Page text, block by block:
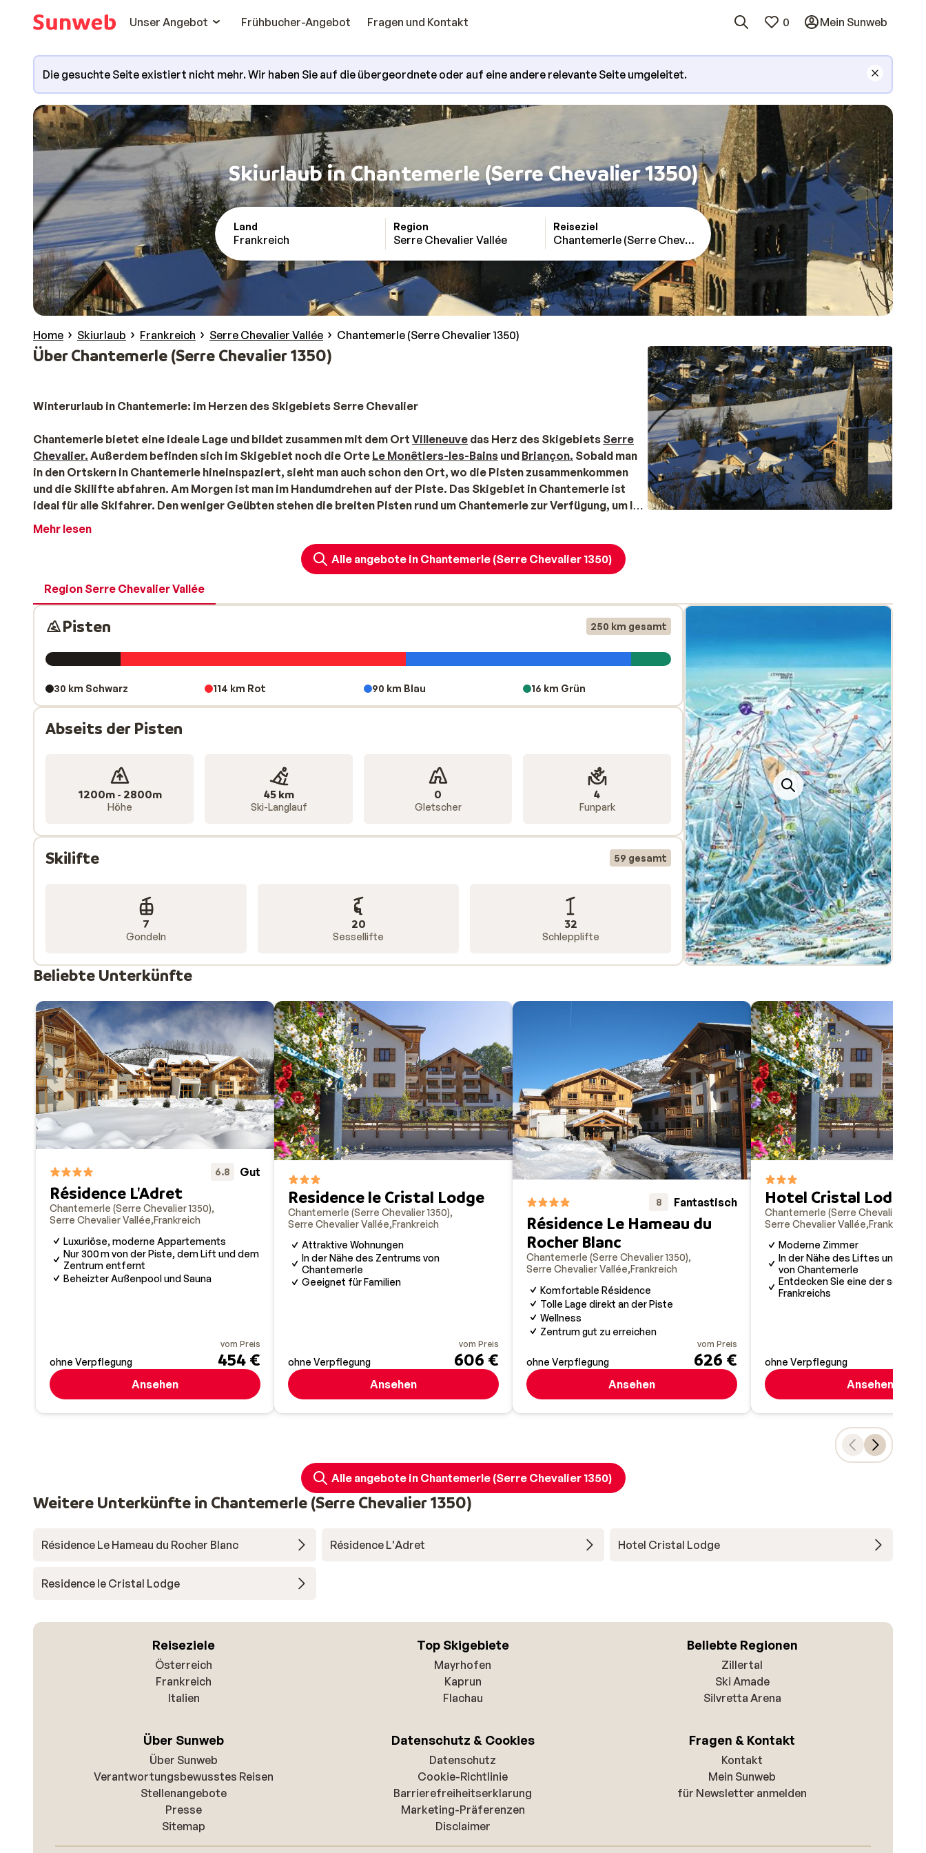
Unser Angebot
Frühbucher-Angebot Fragen und Kontakt 0 Mein Sunweb
Die gesuchte Seite existiert nicht mehr. Wir haben Sie auf die übergeordnete oder auf eine andere relevante Seite umgeleitet.
Skiurlaub in Chantemerle (Serre Chevalier 1350)
Land
Frankreich
Region
Serre Chevalier Vallée
Reiseziel
Chantemerle (Serre Chevalier 1350)
Home Skiurlaub Frankreich Serre Chevalier Vallée Chantemerle (Serre Chevalier 1350)
Über Chantemerle (Serre Chevalier 1350)
Winterurlaub in Chantemerle: im Herzen des Skigebiets Serre Chevalier
Chantemerle bietet eine ideale Lage und bildet zusammen mit dem Ort Villeneuve das Herz des Skigebiets Serre
Chevalier. Außerdem befinden sich im Skigebiet noch die Orte Le Monêtiers-les-Bains und Briançon. Sobald man
in den Ortskern in Chantemerle hineinspaziert, sieht man auch schon den Ort, wo die Pisten zusammenkommen
und die Skilifte abfahren. Am Morgen ist man im Handumdrehen auf der Piste. Das Skigebiet in Chantemerle ist
ideal für alle Skifahrer. Den weniger Geübten stehen die breiten Pisten rund um Chantemerle zur Verfügung, um Ihr
Können zu verbessern. Für Könner eignen sich vor allem die Pisten Richtung Villeneuve und Monêtiers-les-Bains.
Skiurlaub in Chantemerle: Auf den Spuren von Luc Alphand
Chantemerle hat eine sehr bekannte schwarze Olympiaabfahrt -
ganzen GebietsSerre Chevalier- vielleicht sogar des Skisports inFrankreichs- bekannt geworden: Luc Alphand. Am
Rand der Piste befindet sich so auch ein Hotel, welches nach Luc Alphand benannt ist. An den verschiedenen Pisten
finden Sie viele lebhafte Bars und traditionelle Restaurants, wo Sie herrlich speisen können. Desweiteren befinden sich
in Chantemerle weitere tolle Chalets und Unterkünfte, schauen Sie am besten doch selbst vorbei!
Mehr lesen
Alle angebote in Chantemerle (Serre Chevalier 1350)
Region Serre Chevalier Vallée
Pisten 250 km gesamt
30 km Schwarz 114 km Rot 90 km Blau 16 km Grün
Abseits der Pisten
1200m - 2800m
Höhe
45 km
Ski-Langlauf
0
Gletscher
4
Funpark
Skilifte 59 gesamt
7
Gondeln
20
Sessellifte
32
Schlepplifte
Beliebte Unterkünfte
6.8 Gut
Résidence L'Adret
Chantemerle (Serre Chevalier 1350)
Serre Chevalier Vallée Frankreich
Luxuriöse, moderne Appartements
Nur 300 m von der Piste, dem Lift und dem
Zentrum entfernt
Beheizter Außenpool und Sauna
ohne Verpflegung
vom Preis
454 €
Ansehen
Residence le Cristal Lodge
Chantemerle (Serre Chevalier 1350)
Serre Chevalier Vallée Frankreich
Attraktive Wohnungen
In der Nähe des Zentrums von
Chantemerle
Geeignet für Familien
ohne Verpflegung
vom Preis
606 €
Ansehen
8 Fantastisch
Résidence Le Hameau du
Rocher Blanc
Chantemerle (Serre Chevalier 1350)
Serre Chevalier Vallée Frankreich
Komfortable Résidence
Tolle Lage direkt an der Piste
Wellness
Zentrum gut zu erreichen
ohne Verpflegung
vom Preis
626 €
Ansehen
Hotel Cristal Lodge
Chantemerle (Serre Chevalier 1350)
Serre Chevalier Vallée Frankreich
Moderne Zimmer
In der Nähe des Liftes und des
von Chantemerle
Entdecken Sie eine der
Frankreichs
ohne Verpflegung
Ansehen
Alle angebote in Chantemerle (Serre Chevalier 1350)
Weitere Unterkünfte in Chantemerle (Serre Chevalier 1350)
Résidence Le Hameau du Rocher Blanc Résidence L'Adret Hotel Cristal Lodge
Residence le Cristal Lodge
Reiseziele
Österreich
Frankreich
Italien
Top Skigebiete
Mayrhofen
Kaprun
Flachau
Beliebte Regionen
Zillertal
Ski Amade
Silvretta Arena
Über Sunweb
Über Sunweb
Verantwortungsbewusstes Reisen
Stellenangebote
Presse
Sitemap
Datenschutz & Cookies
Datenschutz
Cookie-Richtlinie
Barrierefreiheitserklarung
Marketing-Präferenzen
Disclaimer
Fragen & Kontakt
Kontakt
Mein Sunweb
für Newsletter anmelden